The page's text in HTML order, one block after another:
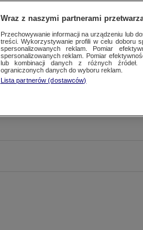
Wraz z naszymi partnerami
Przechowywanie informacji na urządzeniu lub
treści. Wykorzystywanie profili w celu doboru
spersonalizowanych reklam. Pomiar
spersonalizowanych reklam. Pomiar
lub kombinacji danych z różnych źródeł.
ograniczonych danych do wyboru reklam.
Lista partnerów (dostawców)